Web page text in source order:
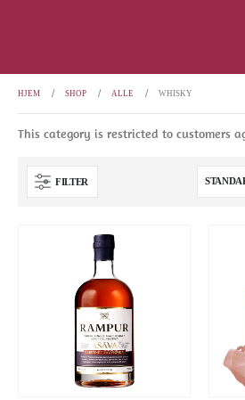
HJEM SHOP ALLE WHISKY
This category is restricted to customers
FILTER